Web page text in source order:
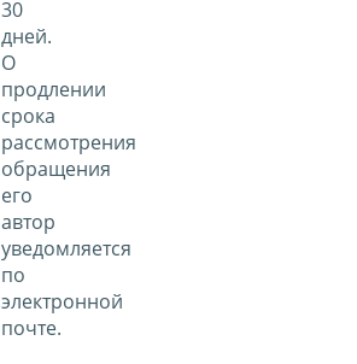
30
дней.
О
продлении
срока
рассмотрения
обращения
его
автор
уведомляется
по
электронной
почте.